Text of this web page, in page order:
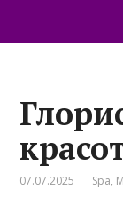
07.07.2025 Spa,